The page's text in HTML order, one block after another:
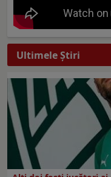
Ultimele Ştiri